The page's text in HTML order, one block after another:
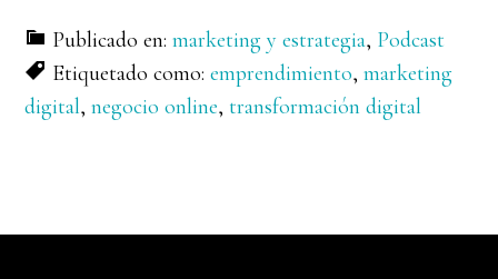
Publicado en:marketing y estrategia, Podcast
Etiquetado como:emprendimiento,marketing
digital,negocio online,transformación digital